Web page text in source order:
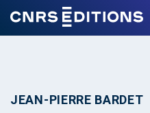
JEAN-PIERRE BARDET